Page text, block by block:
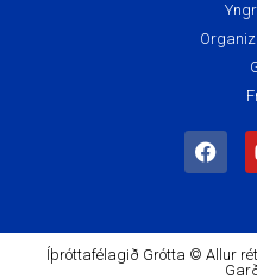
Íþróttafélagið Grótta © Allur